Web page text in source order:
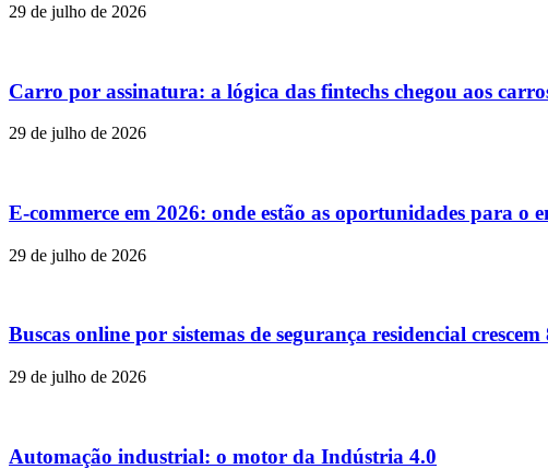
29 de julho de 2026
Carro por assinatura: a lógica das fintechs chegou aos
29 de julho de 2026
E-commerce em 2026: onde estão as oportunidades para o
29 de julho de 2026
Buscas online por sistemas de segurança residencial
29 de julho de 2026
Automação industrial: o motor da Indústria 4.0